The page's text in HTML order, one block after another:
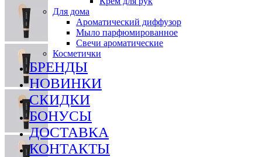
Для дома
Ароматический диффузор
Мыло парфюмированное
Свечи ароматические
Косметички
БРЕНДЫ
НОВИНКИ
СКИДКИ
БОНУСЫ
ДОСТАВКА
КОНТАКТЫ